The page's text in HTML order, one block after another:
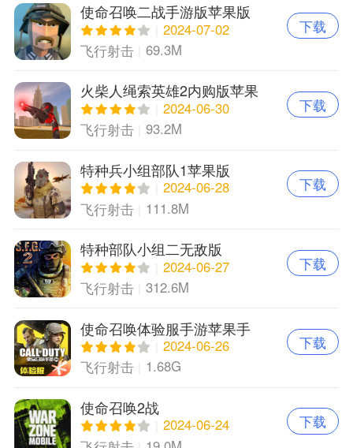
使命召唤二战手游版苹果版
2024-07-02
飞行射击
69.3M
下载
火柴人绳索英雄2内购版苹果
版
2024-06-30
飞行射击
93.2M
下载
特种兵小组部队1苹果版
2024-06-28
飞行射击
111.8M
下载
特种部队小组二无敌版
2024-06-27
飞行射击
312.6M
下载
使命召唤体验服手游苹果手
机版
2024-06-26
飞行射击
1.68G
下载
使命召唤2战
2024-06-24
下载